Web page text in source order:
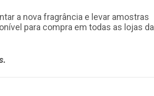
a nova fragrância e levar amostras
para compra em todas as lojas da